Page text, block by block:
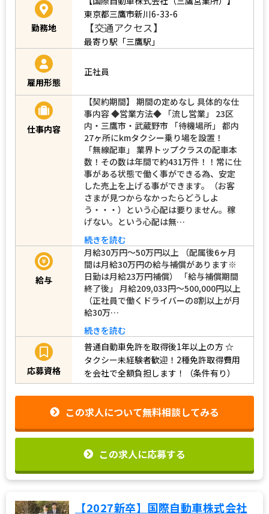
勤務地
東京都三鷹市新川6-33-6
【交通アクセス】
最寄り駅「三鷹駅」
雇用形態
正社員
仕事内容
【契約期間】 期間の定めなし 具体的な仕
事内容 ◆営業方法◆ 「流し営業」 23区
内・三鷹市・武蔵野市 「待機場所」 都内
27ヶ所にkmタクシー乗り場を設置！
「無線配車」 業界トップクラスの配車本
数！その数は年間で約431万件！！常に仕
事がある状態で働く事ができる為、安定
した売上を上げる事ができます。（お客
さまが見つからなかったらどうしよ
う・・・）という心配は要りません。稼
げない。という心配は無…
続きを読む
給与
月給30万円～50万円以上 （配属後6ヶ月
間は月給30万円の給与補償があります※
日勤は月給23万円補償） 「給与補償期間
終了後」 月給209,033円～500,000円以上
（正社員で働くドライバーの8割以上が月
給30万…
続きを読む
応募資格
普通自動車免許を取得後1年以上の方☆
タクシー未経験者歓迎！2種免許取得費用
を会社で全額負担します！（条件有り）
この求人について無料相談してみる
この求人に応募する
【2027新卒】国際自動車株式会社